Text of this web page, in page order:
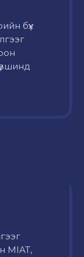
бүх
MIAT,